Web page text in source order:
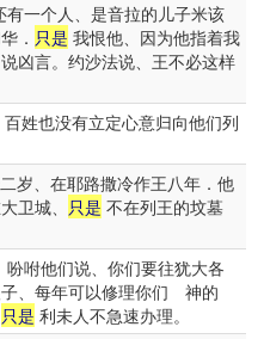
一个人、是音拉的儿子米该
． 只是 我恨他、因为他指着我
凶言。约沙法说、王不必这样
姓也没有立定心意归向他们列
岁、在耶路撒冷作王八年．他
卫城、 只是 不在列王的坟墓
咐他们说、你们要往犹大各
、每年可以修理你们 神的
只是 利未人不急速办理。